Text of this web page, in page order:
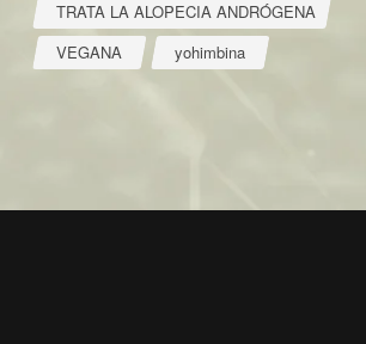
TRATA LA ALOPECIA ANDRÓGENA
VEGANA
yohimbina